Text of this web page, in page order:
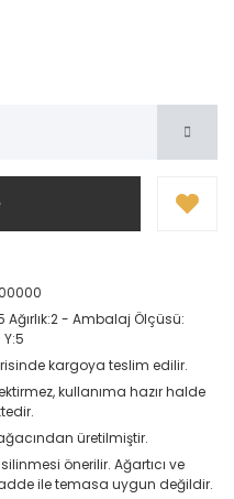
Ağırlık:2 - Ambalaj Ölçüsü:
Y:5
kargoya teslim edilir.
kullanıma hazır halde
üretilmiştir.
önerilir. Ağartıcı ve
ile temasa uygun değildir.